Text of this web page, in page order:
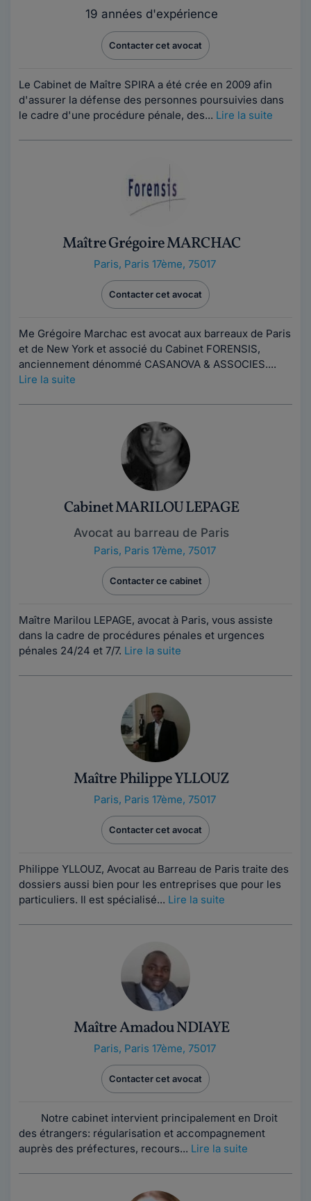
19 années d'expérience
Contacter cet avocat
Le Cabinet de Maître SPIRA a été crée en 2009 afin
d'assurer la défense des personnes poursuivies dans
le cadre d'une procédure pénale, des... Lire la suite
Maître Grégoire MARCHAC
Paris, Paris 17ème, 75017
Contacter cet avocat
Me Grégoire Marchac est avocat aux barreaux de Paris
et de New York et associé du Cabinet FORENSIS,
anciennement dénommé CASANOVA & ASSOCIES....
Lire la suite
Cabinet MARILOU LEPAGE
Avocat au barreau de Paris
Paris, Paris 17ème, 75017
Contacter ce cabinet
Maître Marilou LEPAGE, avocat à Paris, vous assiste
dans la cadre de procédures pénales et urgences
pénales 24/24 et 7/7. Lire la suite
Maître Philippe YLLOUZ
Paris, Paris 17ème, 75017
Contacter cet avocat
Philippe YLLOUZ, Avocat au Barreau de Paris traite des
dossiers aussi bien pour les entreprises que pour les
particuliers. Il est spécialisé... Lire la suite
Maître Amadou NDIAYE
Paris, Paris 17ème, 75017
Contacter cet avocat
Notre cabinet intervient principalement en Droit
des étrangers: régularisation et accompagnement
auprès des préfectures, recours... Lire la suite